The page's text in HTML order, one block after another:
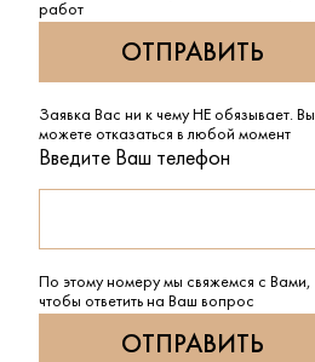
работ
Заявка Вас ни к чему НЕ обязывает. Вы
можете отказаться в любой момент
Введите Ваш телефон
По этому номеру мы свяжемся с Вами,
чтобы ответить на Ваш вопрос